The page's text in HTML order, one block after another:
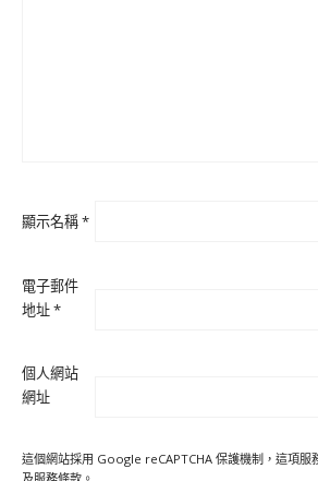
顯示名稱*
電子郵件
地址*
個人網站
網址
這個網站採用 Google reCAPTCHA 保護機制，這項